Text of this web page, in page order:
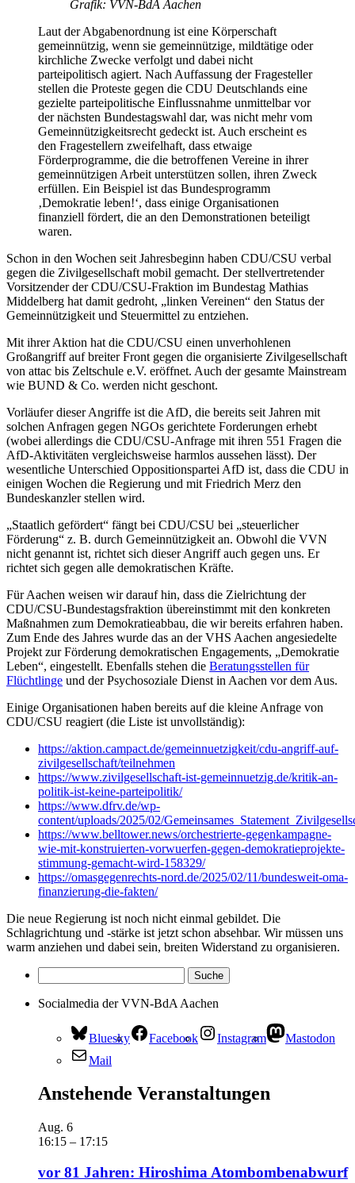
Grafik: VVN-BdA Aachen
Laut der Abgabenordnung ist eine Körperschaft
gemeinnützig, wenn sie gemeinnützige, mildtätige oder
kirchliche Zwecke verfolgt und dabei nicht
parteipolitisch agiert. Nach Auffassung der Fragesteller
stellen die Proteste gegen die CDU Deutschlands eine
gezielte parteipolitische Einflussnahme unmittelbar vor
der nächsten Bundestagswahl dar, was nicht mehr vom
Gemeinnützigkeitsrecht gedeckt ist. Auch erscheint es
den Fragestellern zweifelhaft, dass etwaige
Förderprogramme, die die betroffenen Vereine in ihrer
gemeinnützigen Arbeit unterstützen sollen, ihren Zweck
erfüllen. Ein Beispiel ist das Bundesprogramm
‚Demokratie leben!‘, dass einige Organisationen
finanziell fördert, die an den Demonstrationen beteiligt
waren.
Schon in den Wochen seit Jahresbeginn haben CDU/CSU verbal
gegen die Zivilgesellschaft mobil gemacht. Der stellvertretender
Vorsitzender der CDU/CSU-Fraktion im Bundestag Mathias
Middelberg hat damit gedroht, „linken Vereinen“ den Status der
Gemeinnützigkeit und Steuermittel zu entziehen.
Mit ihrer Aktion hat die CDU/CSU einen unverhohlenen
Großangriff auf breiter Front gegen die organisierte Zivilgesellschaft
von attac bis Zeltschule e.V. eröffnet. Auch der gesamte Mainstream
wie BUND & Co. werden nicht geschont.
Vorläufer dieser Angriffe ist die AfD, die bereits seit Jahren mit
solchen Anfragen gegen NGOs gerichtete Forderungen erhebt
(wobei allerdings die CDU/CSU-Anfrage mit ihren 551 Fragen die
AfD-Aktivitäten vergleichsweise harmlos aussehen lässt). Der
wesentliche Unterschied Oppositionspartei AfD ist, dass die CDU in
einigen Wochen die Regierung und mit Friedrich Merz den
Bundeskanzler stellen wird.
„Staatlich gefördert“ fängt bei CDU/CSU bei „steuerlicher
Förderung“ z. B. durch Gemeinnützigkeit an. Obwohl die VVN
nicht genannt ist, richtet sich dieser Angriff auch gegen uns. Er
richtet sich gegen alle demokratischen Kräfte.
Für Aachen weisen wir darauf hin, dass die Zielrichtung der
CDU/CSU-Bundestagsfraktion übereinstimmt mit den konkreten
Maßnahmen zum Demokratieabbau, die wir bereits erfahren haben.
Zum Ende des Jahres wurde das an der VHS Aachen angesiedelte
Projekt zur Förderung demokratischen Engagements, „Demokratie
Leben“, eingestellt. Ebenfalls stehen die Beratungsstellen für
Flüchtlinge und der Psychosoziale Dienst in Aachen vor dem Aus.
Einige Organisationen haben bereits auf die kleine Anfrage von
CDU/CSU reagiert (die Liste ist unvollständig):
https://aktion.campact.de/gemeinnuetzigkeit/cdu-angriff-auf-
zivilgesellschaft/teilnehmen
https://www.zivilgesellschaft-ist-gemeinnuetzig.de/kritik-an-
politik-ist-keine-parteipolitik/
https://www.dfrv.de/wp-
content/uploads/2025/02/
https://www.belltower.news/orchestrierte-gegenkampagne-
wie-mit-konstruierten-vorwuerfen-gegen-demokratieprojekte-
stimmung-gemacht-wird-158329/
https://omasgegenrechts-nord.de/2025/02/11/bundesweit-oma-
finanzierung-die-fakten/
Die neue Regierung ist noch nicht einmal gebildet. Die
Schlagrichtung und -stärke ist jetzt schon absehbar. Wir müssen uns
warm anziehen und dabei sein, breiten Widerstand zu organisieren.
Socialmedia der VVN-BdA Aachen
Bluesky Facebook Instagram
Mastodon
Mail
Anstehende Veranstaltungen
Aug. 6
16:15 – 17:15
vor 81 Jahren: Hiroshima Atombombenabwurf